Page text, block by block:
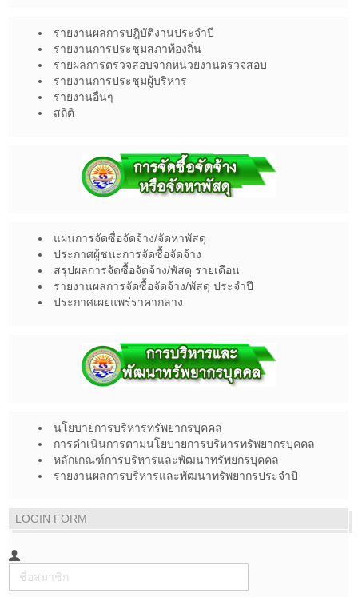
รายงานผลการปฎิบัติงานประจำปี
รายงานการประชุมสภาท้องถิ่น
รายผลการตรวจสอบจากหน่วยงานตรวจสอบ
รายงานการประชุมผู้บริหาร
รายงานอื่นๆ
สถิติ
แผนการจัดซื่อจัดจ้าง/จัดหาพัสดุ
ประกาศผู้ชนะการจัดซื้อจัดจ้าง
สรุปผลการจัดซื้อจัดจ้าง/พัสดุ รายเดือน
รายงานผลการจัดซื้อจัดจ้าง/พัสดุ ประจำปี
ประกาศเผยแพร่ราคากลาง
นโยบายการบริหารทรัพยากรบุคคล
การดำเนินการตามนโยบายการบริหารทรัพยากรบุคคล
หลักเกณฑ์การบริหารและพัฒนาทรัพยกรบุคคล
รายงานผลการบริหารและพัฒนาทรัพยากรประจำปี
LOGIN FORM
ชื่อ
สมาชิก